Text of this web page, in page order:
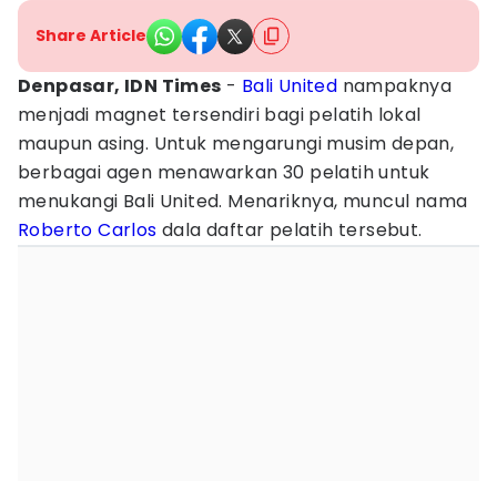
Share Article
Denpasar, IDN Times - Bali United nampaknya
menjadi magnet tersendiri bagi pelatih lokal
maupun asing. Untuk mengarungi musim depan,
berbagai agen menawarkan 30 pelatih untuk
menukangi Bali United. Menariknya, muncul nama
Roberto Carlos dala daftar pelatih tersebut.